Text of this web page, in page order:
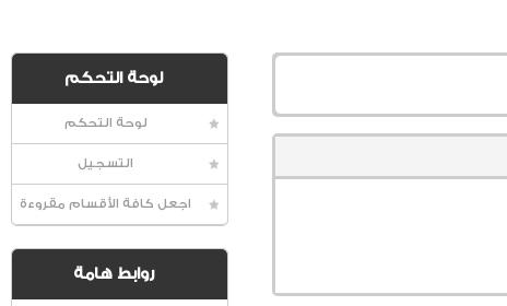
لوحة التحكم
لوحة التحكم
التسجيل
اجعل كافة الأقسام مقروءة
روابط هامة